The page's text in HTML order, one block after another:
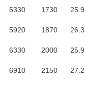
5330 1730 25.9
5920 1870 26.3
6330 2000 25.9
6910 2150 27.2